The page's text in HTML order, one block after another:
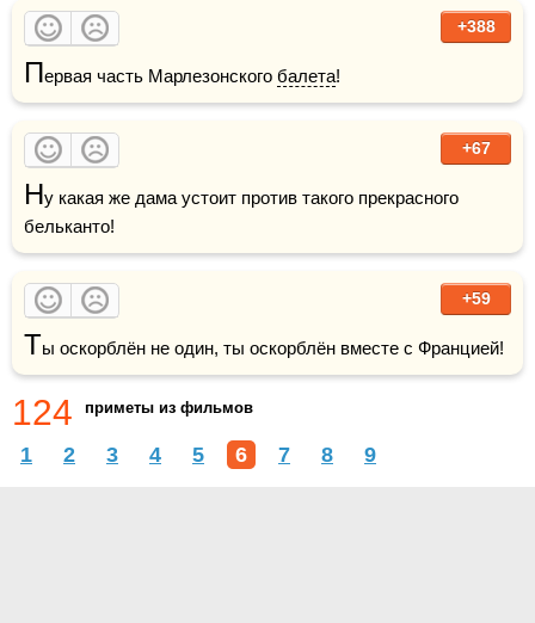
+388
Первая часть Марлезонского балета!
+67
Ну какая же дама устоит против такого прекрасного
бельканто!
+59
Ты оскорблён не один, ты оскорблён вместе с Францией!
124 приметы из фильмов
1 2 3 4 5 6 7 8 9